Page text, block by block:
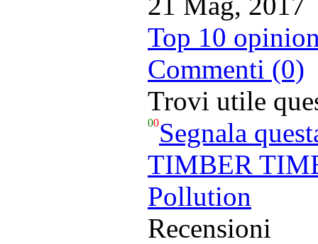
Top 10
Commenti (0)
Trovi utile
00Segnala
TIMBER
Pollution
Recensioni